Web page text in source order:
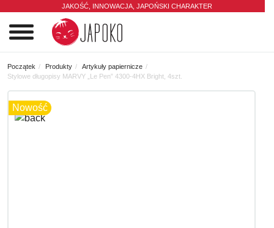
JAKOŚĆ, INNOWACJA, JAPOŃSKI CHARAKTER
Początek Produkty
Artykuły papiernicze
Stylowe długopisy MARVY „Le Pen” 4300-4HX Bright, 4szt.
Nowość